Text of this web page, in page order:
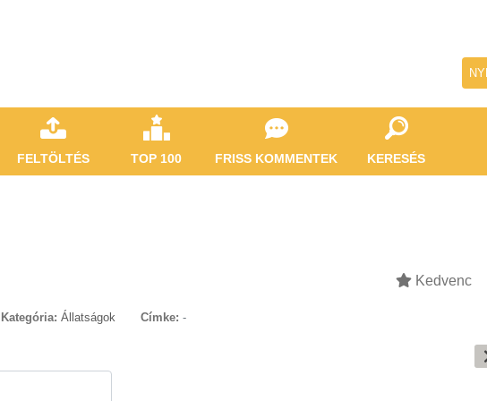
FELTÖLTÉS TOP 100 FRISS KOMMENTEK KERESÉS
Kedvenc
Kategória: Állatságok Címke: -